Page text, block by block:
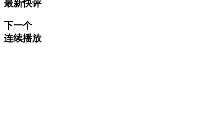
最新快评
下一个
连续播放